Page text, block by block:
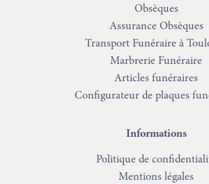
Obsèques
Assurance Obsèques
Transport Funéraire à
Marbrerie Funéraire
Articles funéraires
Configurateur de plaques
Informations
Politique de
Mentions légales